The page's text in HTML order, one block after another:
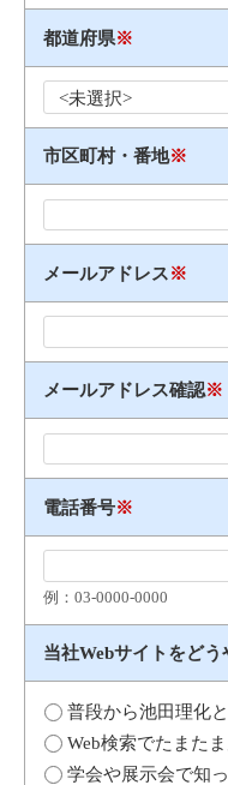
都道府県※
市区町村・番地※
メールアドレス※
メールアドレス確認※
電話番号※
例：03​-​0000​-​0000
当社Webサイトをど
普段から池田理化
Web検索でたまた
学会や展示会で知